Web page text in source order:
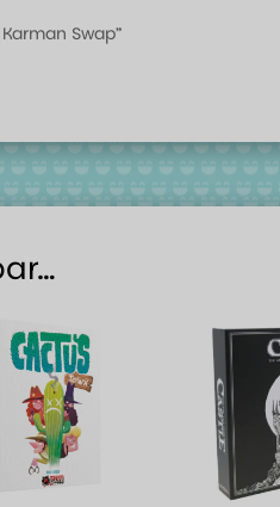
Swap”